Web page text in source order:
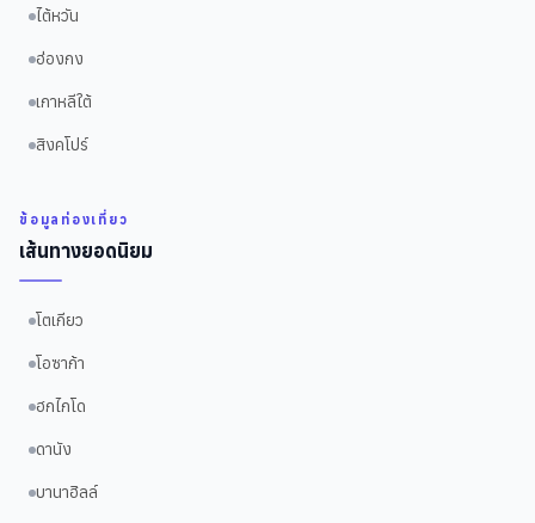
ไต้หวัน
ฮ่องกง
เกาหลีใต้
สิงคโปร์
ข้อมูลท่องเที่ยว
เส้นทางยอดนิยม
โตเกียว
โอซาก้า
ฮกไกโด
ดานัง
บานาฮิลล์